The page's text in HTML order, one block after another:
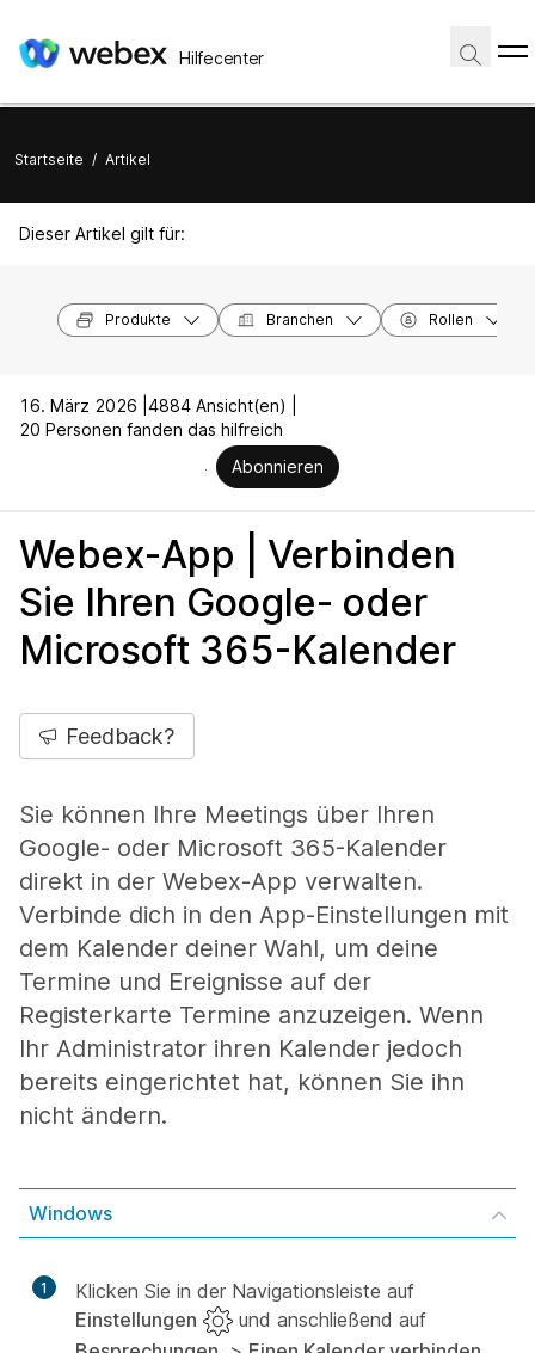
Hilfecenter
Startseite / Artikel
Dieser Artikel gilt für:
Produkte Branchen Rollen
16. März 2026 | 4884 Ansicht(en) |
20 Personen fanden das hilfreich
Abonnieren
Webex-App | Verbinden
Sie Ihren Google- oder
Microsoft 365-Kalender
Feedback?
Sie können Ihre Meetings über Ihren
Google- oder Microsoft 365-Kalender
direkt in der Webex-App verwalten.
Verbinde dich in den App-Einstellungen mit
dem Kalender deiner Wahl, um deine
Termine und Ereignisse auf der
Registerkarte Termine anzuzeigen. Wenn
Ihr Administrator ihren Kalender jedoch
bereits eingerichtet hat, können Sie ihn
nicht ändern.
Windows
1
Klicken Sie in der Navigationsleiste auf
Einstellungen
und anschließend auf